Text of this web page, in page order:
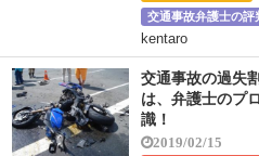
交通事故弁護士の評
kentaro
交通事故の過失
は、弁護士のプ
識！
2019/02/15